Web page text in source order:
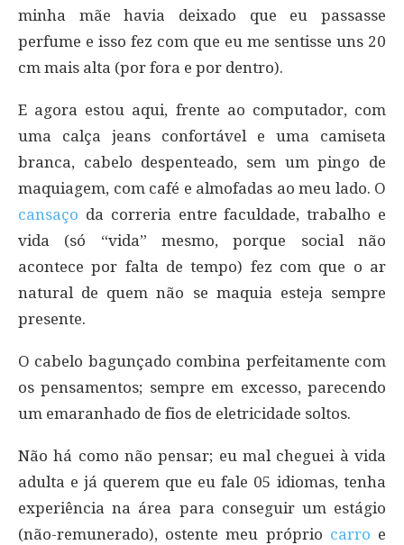
minha mãe havia deixado que eu passasse
perfume e isso fez com que eu me sentisse uns 20
cm mais alta (por fora e por dentro).
E agora estou aqui, frente ao computador, com
uma calça jeans confortável e uma camiseta
branca, cabelo despenteado, sem um pingo de
maquiagem, com café e almofadas ao meu lado. O
cansaço da correria entre faculdade, trabalho e
vida (só “vida” mesmo, porque social não
acontece por falta de tempo) fez com que o ar
natural de quem não se maquia esteja sempre
presente.
O cabelo bagunçado combina perfeitamente com
os pensamentos; sempre em excesso, parecendo
um emaranhado de fios de eletricidade soltos.
Não há como não pensar; eu mal cheguei à vida
adulta e já querem que eu fale 05 idiomas, tenha
experiência na área para conseguir um estágio
(não-remunerado), ostente meu próprio carro e